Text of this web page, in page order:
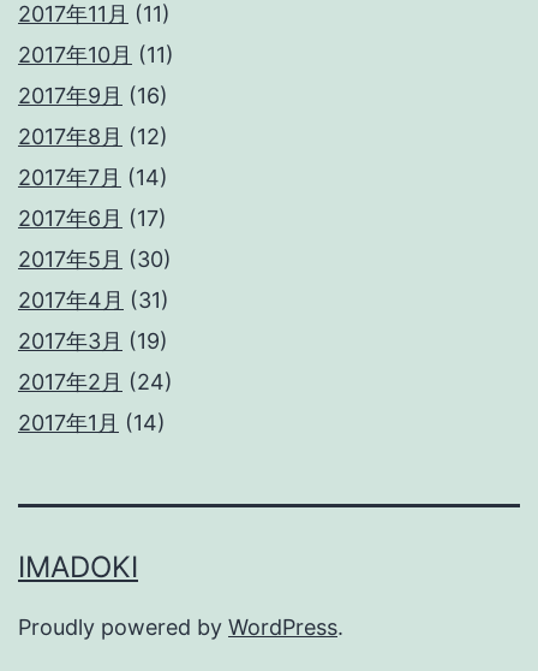
2017年11月 (11)
2017年10月 (11)
2017年9月 (16)
2017年8月 (12)
2017年7月 (14)
2017年6月 (17)
2017年5月 (30)
2017年4月 (31)
2017年3月 (19)
2017年2月 (24)
2017年1月 (14)
IMADOKI
Proudly powered by WordPress.